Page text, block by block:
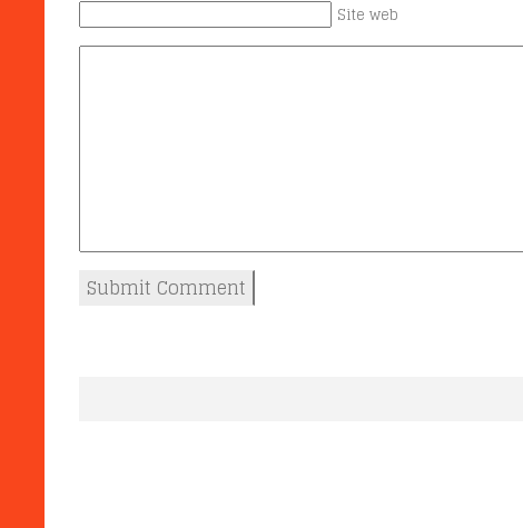
Site web